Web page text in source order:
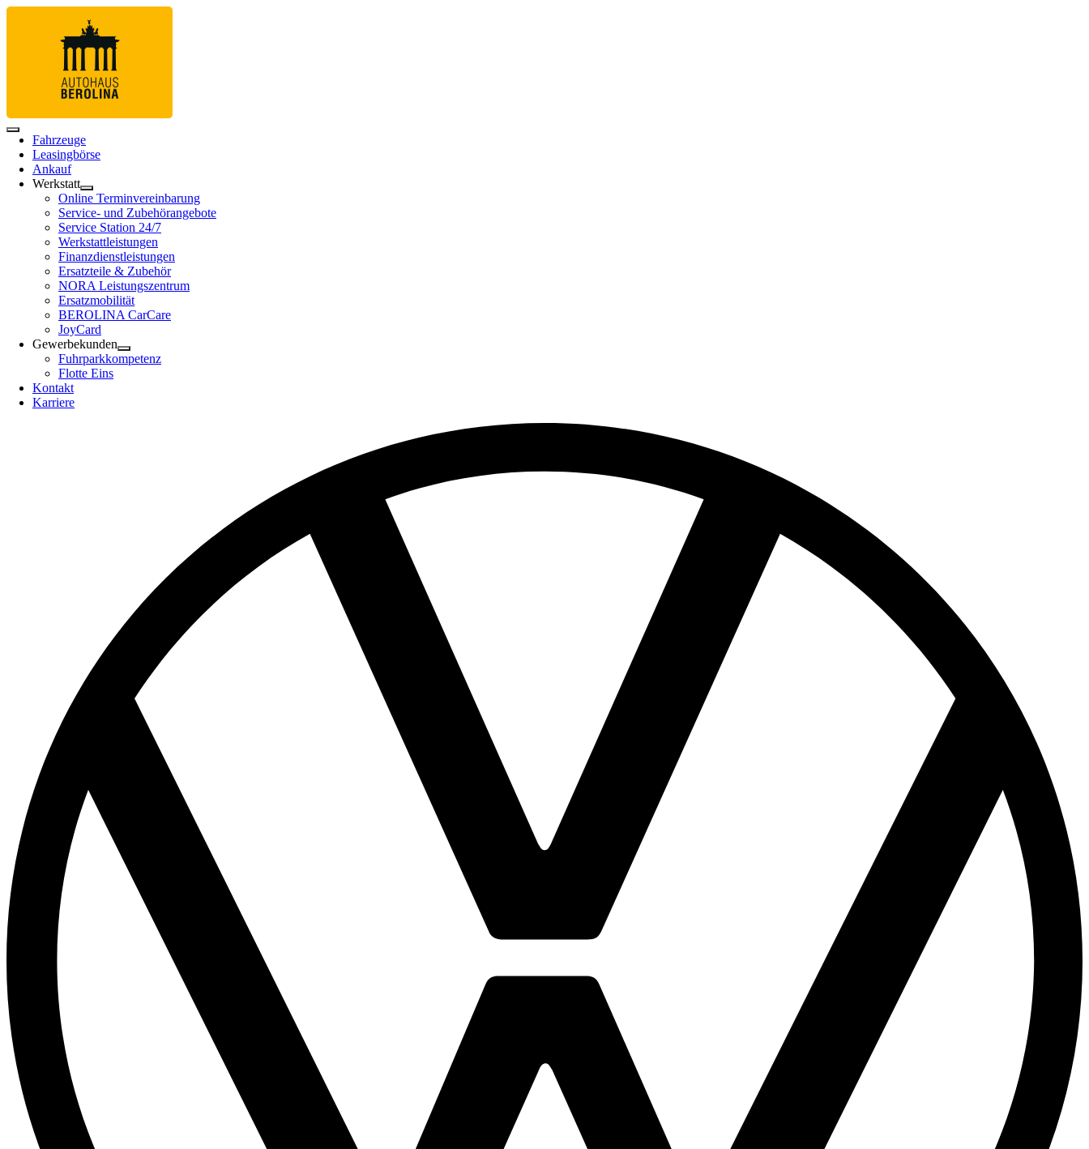
Fahrzeuge
Leasingbörse
Ankauf
Werkstatt
Online Terminvereinbarung
Service- und Zubehörangebote
Service Station 24/7
Werkstattleistungen
Finanzdienstleistungen
Ersatzteile & Zubehör
NORA Leistungszentrum
Ersatzmobilität
BEROLINA CarCare
JoyCard
Gewerbekunden
Fuhrparkkompetenz
Flotte Eins
Kontakt
Karriere